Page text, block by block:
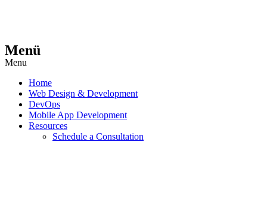
Menü
Menu
Home
Web Design & Development
DevOps
Mobile App Development
Resources
Schedule a Consultation